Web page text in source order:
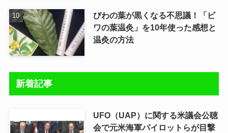
びわの葉が黒くなる不思議！「ビ
ワの葉温灸」を10年使った感想と
温灸の方法
新着記事
UFO（UAP）に関する米議会公聴
会で元米海軍パイロットらが目撃